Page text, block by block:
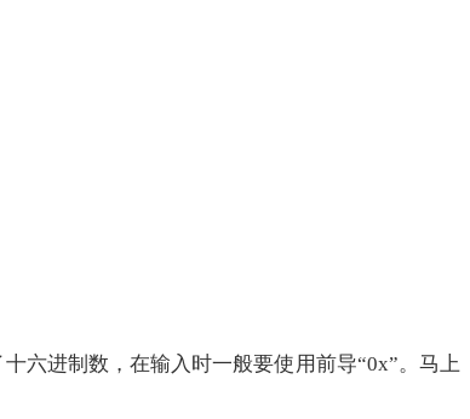
六进制数，在输入时一般要使用前导“0x”。马上